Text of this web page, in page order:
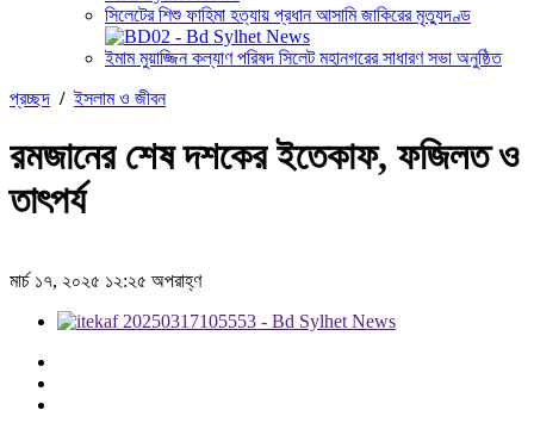
সিলেটের শিশু ফাহিমা হত্যায় প্রধান আসামি জাকিরের মৃত্যুদণ্ড
ইমাম মুয়াজ্জিন কল্যাণ পরিষদ সিলেট মহানগরের সাধারণ সভা অনুষ্ঠিত
প্রচ্ছদ /ইসলাম ও জীবন
রমজানের শেষ দশকের ইতেকাফ, ফজিলত ও
তাৎপর্য
মার্চ ১৭, ২০২৫ ১২:২৫ অপরাহ্ণ